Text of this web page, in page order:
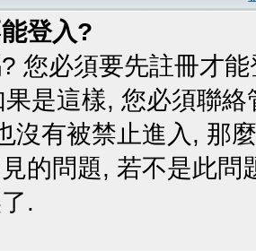
登入?
您必須要先註冊才
是這樣, 您必須聯
沒有被禁止進入, 那
的問題, 若不是此
.